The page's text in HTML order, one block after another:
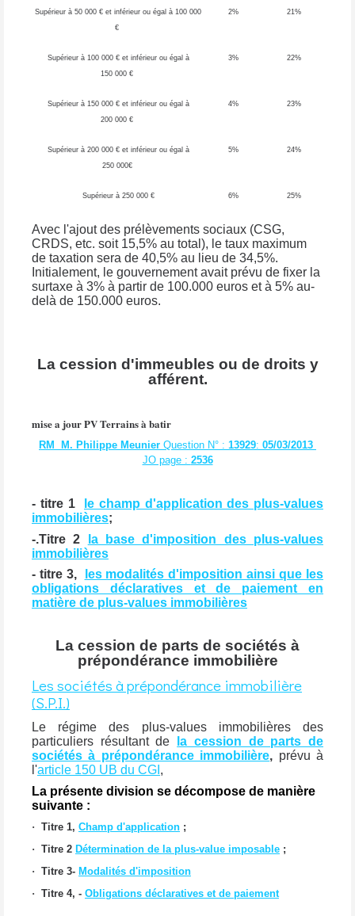
Supérieur à 50 000 € et inférieur ou égal à 100 000
€
2% 21%
Supérieur à 100 000 € et inférieur ou égal à
150 000 €
3% 22%
Supérieur à 150 000 € et inférieur ou égal à
200 000 €
4% 23%
Supérieur à 200 000 € et inférieur ou égal à
250 000€
5% 24%
Supérieur à 250 000 € 6% 25%
Avec l'ajout des prélèvements sociaux (CSG,
CRDS, etc. soit 15,5% au total), le taux maximum
de taxation sera de 40,5% au lieu de 34,5%.
Initialement, le gouvernement avait prévu de fixer la
surtaxe à 3% à partir de 100.000 euros et à 5% au-
delà de 150.000 euros.
La cession d'immeubles ou de droits y
afférent.
mise a jour PV Terrains à batir
RM M. Philippe Meunier Question N° : 13929: 05/03/2013
JO page : 2536
- titre 1
le champ d'application des plus-values
immobilières;
-.Titre 2
la base d'imposition des plus-values
immobilières
- titre 3,
les modalités d'imposition ainsi que les
obligations déclaratives et de paiement en
matière de plus-values immobilières
La cession de parts de sociétés à
prépondérance immobilière
Les sociétés à prépondérance immobilière
(S.P.I.)
Le régime des plus-values immobilières des
particuliers résultant de
la cession de parts de
sociétés à prépondérance immobilière, prévu à
l'article 150 UB du CGI ,
La présente division se décompose de manière
suivante :
· Titre 1, Champ d'application ;
· Titre 2 Détermination de la plus-value imposable ;
· Titre 3- Modalités d'imposition
· Titre 4, - Obligations déclaratives et de paiement